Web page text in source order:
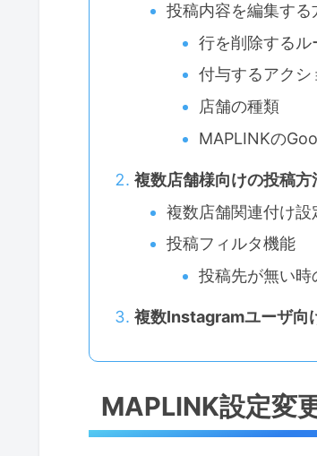
投稿内容を編集する
行を削除するル
付与するアクシ
店舗の種類
MAPLINKの
複数店舗様向けの投稿方
複数店舗関連付け設
投稿フィルタ機能
投稿先が無い時
複数Instagramユーザ向
MAPLINK設定変